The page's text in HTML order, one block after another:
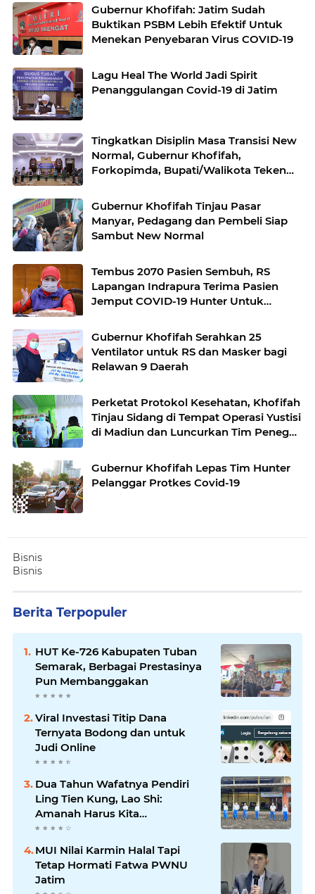
Gubernur Khofifah: Jatim Sudah
Buktikan PSBM Lebih Efektif Untuk
Menekan Penyebaran Virus COVID-19
Lagu Heal The World Jadi Spirit
Penanggulangan Covid-19 di Jatim
Tingkatkan Disiplin Masa Transisi New
Normal, Gubernur Khofifah,
Forkopimda, Bupati/Walikota Teken
Gubernur Khofifah Tinjau Pasar
Manyar, Pedagang dan Pembeli Siap
Sambut New Normal
Tembus 2070 Pasien Sembuh, RS
Lapangan Indrapura Terima Pasien
Jemput COVID-19 Hunter Untuk
Gubernur Khofifah Serahkan 25
Ventilator untuk RS dan Masker bagi
Relawan 9 Daerah
Perketat Protokol Kesehatan, Khofifah
Tinjau Sidang di Tempat Operasi Yustisi
di Madiun dan Luncurkan Tim Penegak
Gubernur Khofifah Lepas Tim Hunter
Pelanggar Protkes Covid-19
Bisnis
Bisnis
Berita Terpopuler
HUT Ke-726 Kabupaten Tuban
Semarak, Berbagai Prestasinya
Pun Membanggakan
Viral Investasi Titip Dana
Ternyata Bodong dan untuk
Judi Online
Dua Tahun Wafatnya Pendiri
Ling Tien Kung, Lao Shi:
Amanah Harus Kita
Laksanakan!
MUI Nilai Karmin Halal Tapi
Tetap Hormati Fatwa PWNU
Jatim